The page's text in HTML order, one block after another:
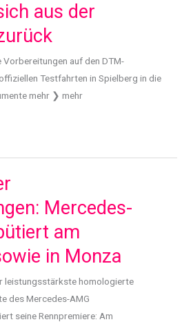
aus der
auf den DTM-
Testfahrten in Spielberg in die
mehr ❯ mehr
Mercedes-
am
in Monza
leistungsstärkste homologierte
des Mercedes-AMG
seine Rennpremiere: Am